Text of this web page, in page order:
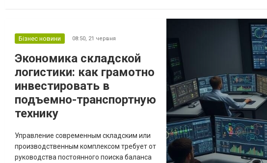
Бізнес новини 08:50, 21 червня
Экономика складской
логистики: как грамотно
инвестировать в
подъемно-транспортную
технику
Управление современным складским или
производственным комплексом требует от
руководства постоянного поиска баланса